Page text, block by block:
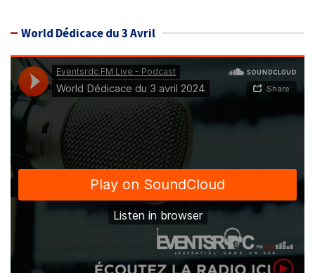
World Dédicace du 3 Avril